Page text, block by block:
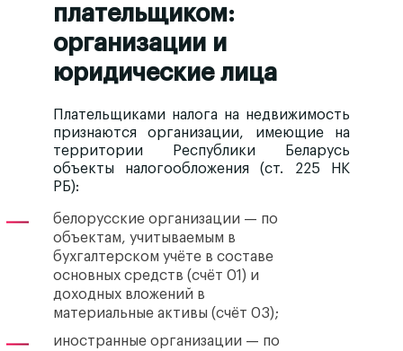
плательщиком:
организации и
юридические лица
Плательщиками налога на недвижимость
признаютсяорганизации, имеющие на
территории Республики Беларусь
объекты налогообложения (ст. 225 НК
РБ):
белорусские организации — по
объектам, учитываемым в
бухгалтерском учёте в составе
основных средств (счёт 01) и
доходных вложений в
материальные активы (счёт 03);
иностранные организации — по